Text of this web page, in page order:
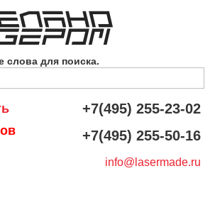
слова для поиска.
+7(495) 255-23-02
+7(495) 255-50-16
info@lasermade.ru